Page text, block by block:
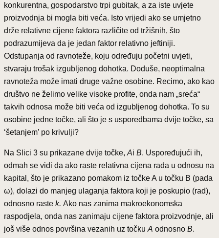
konkurentna, gospodarstvo trpi gubitak, a za iste uvjete
proizvodnja bi mogla biti veća. Isto vrijedi ako se umjetno
drže relativne cijene faktora različite od tržišnih, što
podrazumijeva da je jedan faktor relativno jeftiniji.
Odstupanja od ravnoteže, koju određuju početni uvjeti,
stvaraju trošak izgubljenog dohotka. Doduše, neoptimalna
ravnoteža može imati druge važne osobine. Recimo, ako kao
društvo ne želimo velike visoke profite, onda nam „sreća“
takvih odnosa može biti veća od izgubljenog dohotka. To su
osobine jedne točke, ali što je s usporedbama dvije točke, sa
‘šetanjem’ po krivulji?
Na Slici 3 su prikazane dvije točke, Ai B. Uspoređujući ih,
odmah se vidi da ako raste relativna cijena rada u odnosu na
kapital, što je prikazano pomakom iz točke A u točku B (pada
ω), dolazi do manjeg ulaganja faktora koji je poskupio (rad),
odnosno raste k. Ako nas zanima makroekonomska
raspodjela, onda nas zanimaju cijene faktora proizvodnje, ali
još više odnos površina vezanih uz točku A odnosno B.